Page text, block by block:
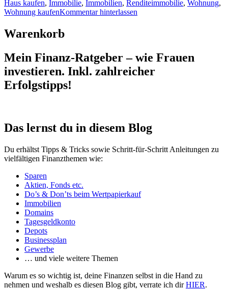
Haus kaufen, Immobilie, Immobilien, Renditeimmobilie, Wohnung,
Wohnung kaufenKommentar hinterlassen
Warenkorb
Mein Finanz-Ratgeber – wie Frauen
investieren. Inkl. zahlreicher
Erfolgstipps!
Das lernst du in diesem Blog
Du erhältst Tipps & Tricks sowie Schritt-für-Schritt Anleitungen zu
vielfältigen Finanzthemen wie:
Sparen
Aktien, Fonds etc.
Do’s & Don’ts beim Wertpapierkauf
Immobilien
Domains
Tagesgeldkonto
Depots
Businessplan
Gewerbe
… und viele weitere Themen
Warum es so wichtig ist, deine Finanzen selbst in die Hand zu
nehmen und weshalb es diesen Blog gibt, verrate ich dirHIER.